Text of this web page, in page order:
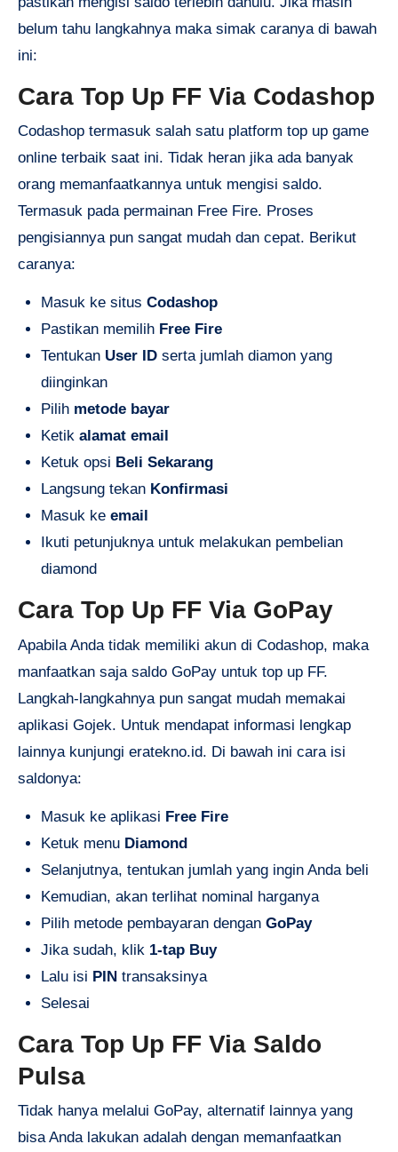
belum tahu langkahnya maka simak caranya di bawah
ini:
Cara Top Up FF Via Codashop
Codashop termasuk salah satu platform top up game
online terbaik saat ini. Tidak heran jika ada banyak
orang memanfaatkannya untuk mengisi saldo.
Termasuk pada permainan Free Fire. Proses
pengisiannya pun sangat mudah dan cepat. Berikut
caranya:
Masuk ke situs Codashop
Pastikan memilih Free Fire
Tentukan User ID serta jumlah diamon yang
diinginkan
Pilih metode bayar
Ketik alamat email
Ketuk opsi Beli Sekarang
Langsung tekan Konfirmasi
Masuk ke email
Ikuti petunjuknya untuk melakukan pembelian
diamond
Cara Top Up FF Via GoPay
Apabila Anda tidak memiliki akun di Codashop, maka
manfaatkan saja saldo GoPay untuk top up FF.
Langkah-langkahnya pun sangat mudah memakai
aplikasi Gojek. Untuk mendapat informasi lengkap
lainnya kunjungi eratekno.id. Di bawah ini cara isi
saldonya:
Masuk ke aplikasi Free Fire
Ketuk menu Diamond
Selanjutnya, tentukan jumlah yang ingin Anda beli
Kemudian, akan terlihat nominal harganya
Pilih metode pembayaran dengan GoPay
Jika sudah, klik 1-tap Buy
Lalu isi PIN transaksinya
Selesai
Cara Top Up FF Via Saldo
Pulsa
Tidak hanya melalui GoPay, alternatif lainnya yang
bisa Anda lakukan adalah dengan memanfaatkan